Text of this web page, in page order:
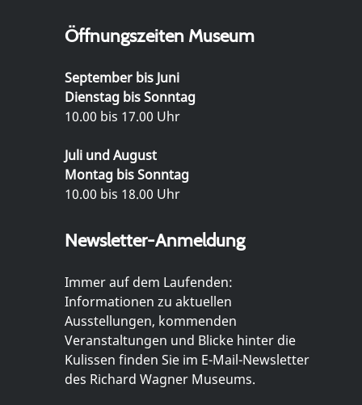
Öffnungszeiten Museum
September bis Juni
Dienstag bis Sonntag
10.00 bis 17.00 Uhr
Juli und August
Montag bis Sonntag
10.00 bis 18.00 Uhr
Newsletter-Anmeldung
Immer auf dem Laufenden:
Informationen zu aktuellen
Ausstellungen, kommenden
Veranstaltungen und Blicke hinter die
Kulissen finden Sie im E-Mail-Newsletter
des Richard Wagner Museums.